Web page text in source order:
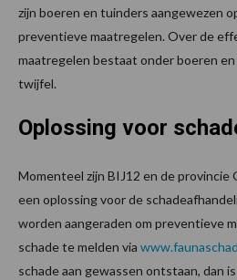
zijn boeren en tuinders aangewezen
preventieve maatregelen. Over de
maatregelen bestaat onder boeren
twijfel.
Oplossing voor
Momenteel zijn BIJ12 en de provincie
een oplossing voor de
worden aangeraden om preventieve
schade te melden via
schade aan gewassen ontstaan, dan